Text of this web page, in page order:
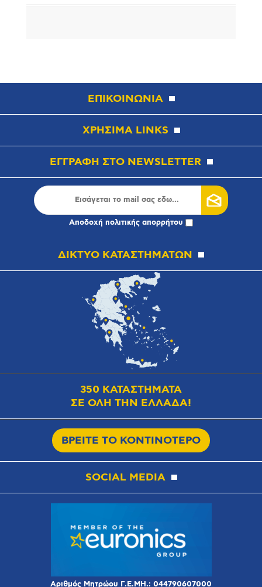
ΕΠΙΚΟΙΝΩΝΙΑ
ΧΡΗΣΙΜΑ LINKS
ΕΓΓΡΑΦΗ ΣΤΟ NEWSLETTER
Αποδοχή πολιτικής απορρήτου
ΔΙΚΤΥΟ ΚΑΤΑΣΤΗΜΑΤΩΝ
350 ΚΑΤΑΣΤΗΜΑΤΑ
ΣΕ ΟΛΗ ΤΗΝ ΕΛΛΑΔΑ!
ΒΡΕΙΤΕ ΤΟ ΚΟΝΤΙΝΟΤΕΡΟ
SOCIAL MEDIA